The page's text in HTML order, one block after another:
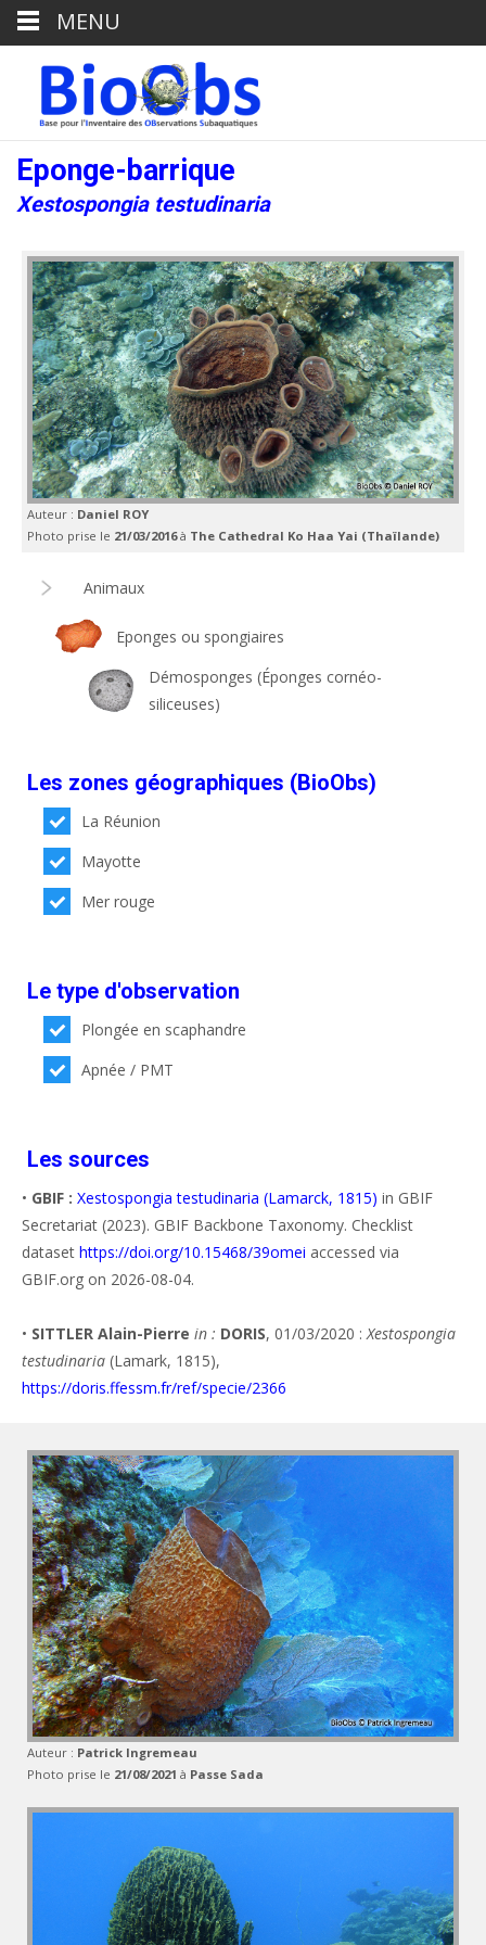
Eponge-barrique
Xestospongia testudinaria
Auteur : Daniel ROY
Photo prise le 21/03/2016à The Cathedral Ko Haa Yai (Thaïlande)
Animaux
Eponges ou spongiaires
Démosponges (Éponges cornéo-
siliceuses)
Les zones géographiques (BioObs)
La Réunion
Mayotte
Mer rouge
Le type d'observation
Plongée en scaphandre
Apnée / PMT
Les sources
• GBIF : Xestospongia testudinaria (Lamarck, 1815) in GBIF
Secretariat (2023). GBIF Backbone Taxonomy. Checklist
dataset https://doi.org/10.15468/39omei accessed via
GBIF.org on 2026-08-04.
• SITTLER Alain-Pierre in : DORIS, 01/03/2020 :Xestospongia
testudinaria (Lamark, 1815),
https://doris.ffessm.fr/ref/specie/2366
Auteur : Patrick Ingremeau
Photo prise le 21/08/2021 à Passe Sada
MENU